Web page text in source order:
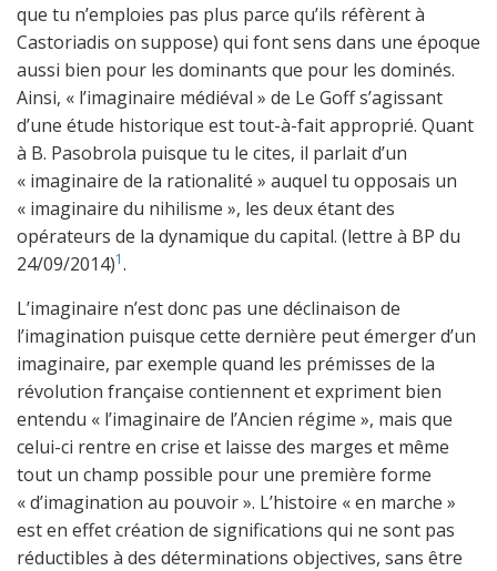
que tu n’emploies pas plus parce qu’ils réfèrent à
Castoriadis on suppose) qui font sens dans une époque
aussi bien pour les dominants que pour les dominés.
Ainsi, « l’imaginaire médiéval » de Le Goff s’agissant
d’une étude historique est tout-à-fait approprié. Quant
à B. Pasobrola puisque tu le cites, il parlait d’un
« imaginaire de la rationalité » auquel tu opposais un
« imaginaire du nihilisme », les deux étant des
opérateurs de la dynamique du capital. (lettre à BP du
24/09/2014)1.
L’imaginaire n’est donc pas une déclinaison de
l’imagination puisque cette dernière peut émerger d’un
imaginaire, par exemple quand les prémisses de la
révolution française contiennent et expriment bien
entendu « l’imaginaire de l’Ancien régime », mais que
celui-ci rentre en crise et laisse des marges et même
tout un champ possible pour une première forme
« d’imagination au pouvoir ». L’histoire « en marche »
est en effet création de significations qui ne sont pas
réductibles à des déterminations objectives, sans être